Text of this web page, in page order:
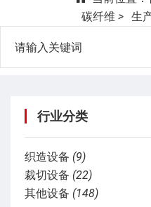
碳纤维 > 生
行业分类
织造设备 (9)
裁切设备 (22)
其他设备 (148)